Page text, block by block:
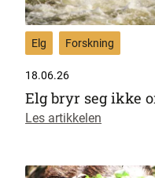
Elg Forskning
18.06.26
Elg bryr seg ikke
Les artikkelen